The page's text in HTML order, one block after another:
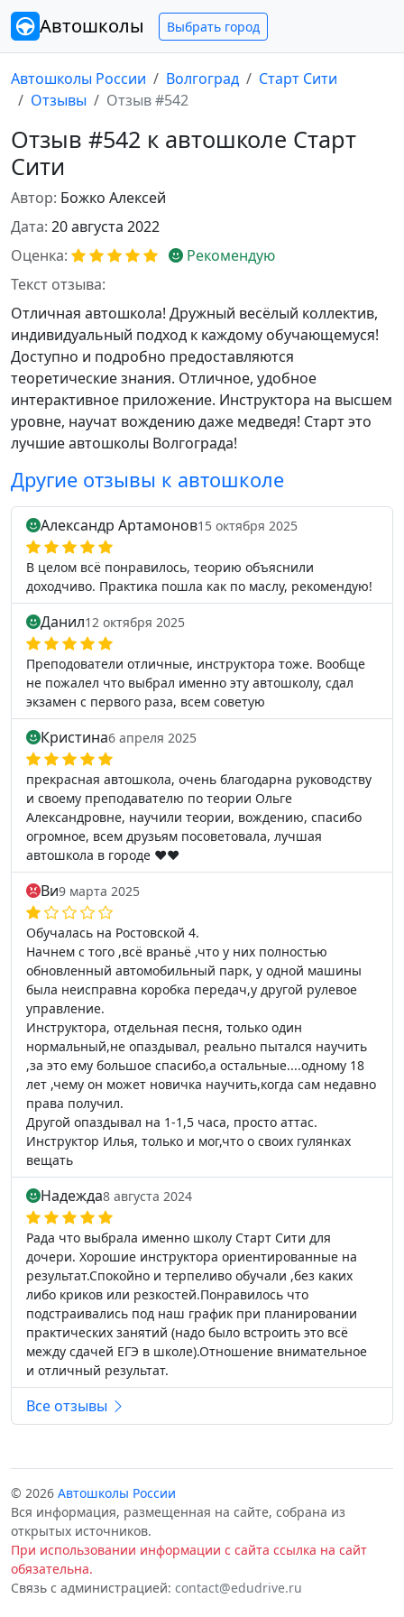
Автошколы Выбрать город
Автошколы России Волгоград
Старт Сити
Отзывы
Отзыв #542
Отзыв #542 к автошколе Старт
Сити
Автор: Божко Алексей
Дата: 20 августа 2022
Оценка:
Рекомендую
Текст отзыва:
Отличная автошкола! Дружный весёлый коллектив,
индивидуальный подход к каждому обучающемуся!
Доступно и подробно предоставляются
теоретические знания. Отличное, удобное
интерактивное приложение. Инструктора на высшем
уровне, научат вождению даже медведя! Старт это
лучшие автошколы Волгограда!
Другие отзывы к автошколе
Александр Артамонов15 октября 2025
В целом всё понравилось, теорию объяснили
доходчиво. Практика пошла как по маслу, рекомендую!
Данил12 октября 2025
Преподователи отличные, инструктора тоже. Вообще
не пожалел что выбрал именно эту автошколу, сдал
экзамен с первого раза, всем советую
Кристина6 апреля 2025
прекрасная автошкола, очень благодарна руководству
и своему преподавателю по теории Ольге
Александровне, научили теории, вождению, спасибо
огромное, всем друзьям посоветовала, лучшая
автошкола в городе ❤️❤️
Ви9 марта 2025
Обучалась на Ростовской 4.
Начнем с того ,всё враньё ,что у них полностью
обновленный автомобильный парк, у одной машины
была неисправна коробка передач,у другой рулевое
управление.
Инструктора, отдельная песня, только один
нормальный,не опаздывал, реально пытался научить
,за это ему большое спасибо,а остальные....одному 18
лет ,чему он может новичка научить,когда сам недавно
права получил.
Другой опаздывал на 1-1,5 часа, просто аттас.
Инструктор Илья, только и мог,что о своих гулянках
вещать
Надежда8 августа 2024
Рада что выбрала именно школу Старт Сити для
дочери. Хорошие инструктора ориентированные на
результат.Спокойно и терпеливо обучали ,без каких
либо криков или резкостей.Понравилось что
подстраивались под наш график при планировании
практических занятий (надо было встроить это всё
между сдачей ЕГЭ в школе).Отношение внимательное
и отличный результат.
Все отзывы
© 2026 Автошколы России
Вся информация, размещенная на сайте, собрана из
открытых источников.
При использовании информации с сайта ссылка на сайт
обязательна.
Связь с администрацией: contact@edudrive.ru